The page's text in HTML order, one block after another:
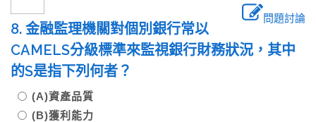
問題討論
8. 金融監理機關對個別銀行常以
CAMELS分級標準來監視銀行財務狀況，其中
的S是指下列何者？
(A)資產品質
(B)獲利能力